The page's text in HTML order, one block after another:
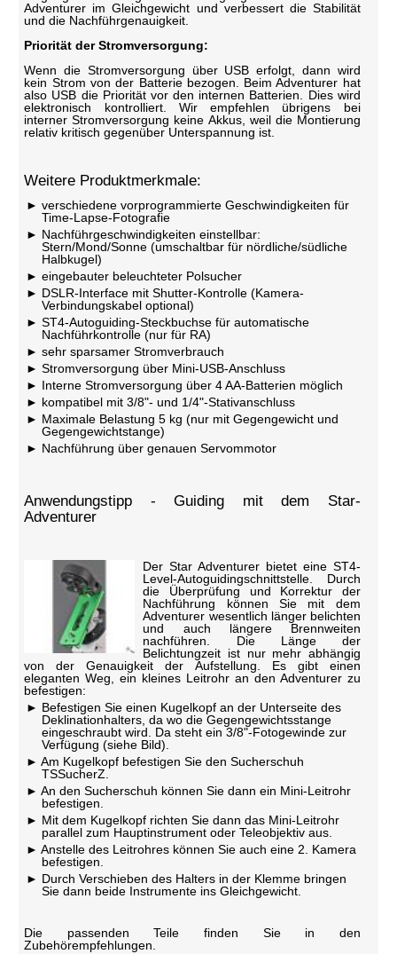
Adventurer im Gleichgewicht und verbessert die Stabilität
und die Nachführgenauigkeit.
Priorität der Stromversorgung:
Wenn die Stromversorgung über USB erfolgt, dann wird
kein Strom von der Batterie bezogen. Beim Adventurer hat
also USB die Priorität vor den internen Batterien. Dies wird
elektronisch kontrolliert. Wir empfehlen übrigens bei
interner Stromversorgung keine Akkus, weil die Montierung
relativ kritisch gegenüber Unterspannung ist.
Weitere Produktmerkmale:
verschiedene vorprogrammierte Geschwindigkeiten für
Time-Lapse-Fotografie
Nachführgeschwindigkeiten einstellbar:
Stern/Mond/Sonne (umschaltbar für nördliche/südliche
Halbkugel)
eingebauter beleuchteter Polsucher
DSLR-Interface mit Shutter-Kontrolle (Kamera-
Verbindungskabel optional)
ST4-Autoguiding-Steckbuchse für automatische
Nachführkontrolle (nur für RA)
sehr sparsamer Stromverbrauch
Stromversorgung über Mini-USB-Anschluss
Interne Stromversorgung über 4 AA-Batterien möglich
kompatibel mit 3/8"- und 1/4"-Stativanschluss
Maximale Belastung 5 kg (nur mit Gegengewicht und
Gegengewichtstange)
Nachführung über genauen Servommotor
Anwendungstipp - Guiding mit dem Star-
Adventurer
Der Star Adventurer bietet eine ST4-
Level-Autoguidingschnittstelle. Durch
die Überprüfung und Korrektur der
Nachführung können Sie mit dem
Adventurer wesentlich länger belichten
und auch längere Brennweiten
nachführen. Die Länge der
Belichtungzeit ist nur mehr abhängig
von der Genauigkeit der Aufstellung. Es gibt einen
eleganten Weg, ein kleines Leitrohr an den Adventurer zu
befestigen:
Befestigen Sie einen Kugelkopf an der Unterseite des
Deklinationhalters, da wo die Gegengewichtsstange
eingeschraubt wird. Da steht ein 3/8"-Fotogewinde zur
Verfügung (siehe Bild).
Am Kugelkopf befestigen Sie den Sucherschuh
TSSucherZ.
An den Sucherschuh können Sie dann ein Mini-Leitrohr
befestigen.
Mit dem Kugelkopf richten Sie dann das Mini-Leitrohr
parallel zum Hauptinstrument oder Teleobjektiv aus.
Anstelle des Leitrohres können Sie auch eine 2. Kamera
befestigen.
Durch Verschieben des Halters in der Klemme bringen
Sie dann beide Instrumente ins Gleichgewicht.
Die passenden Teile finden Sie in den
Zubehörempfehlungen.